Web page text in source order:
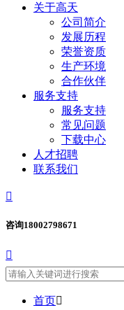
关于高天
公司简介
发展历程
荣誉资质
生产环境
合作伙伴
服务支持
服务支持
常见问题
下载中心
人才招聘
联系我们

咨询18002798671

首页